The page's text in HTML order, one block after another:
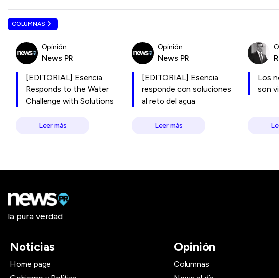
COLUMNAS
Opinión
News PR
[EDITORIAL] Esencia
Responds to the Water
Challenge with Solutions
Leer más
Opinión
News PR
[EDITORIAL] Esencia
responde con soluciones
al reto del agua
Leer más
Los
son
la pura verdad
Noticias
Home page
Opinión
Columnas